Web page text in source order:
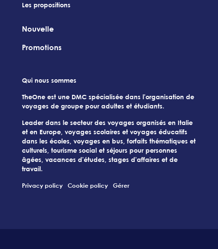
Les propositions
Nouvelle
Promotions
Qui nous sommes
TheOne est une DMC spécialisée dans l'organisation de
voyages de groupe pour adultes et étudiants.
Leader dans le secteur des voyages organisés en Italie
et en Europe, voyages scolaires et voyages éducatifs
dans les écoles, voyages en bus, forfaits thématiques et
culturels, tourisme social et séjours pour personnes
âgées, vacances d'études, stages d'affaires et de
travail.
Privacy policy Cookie policy Gérer